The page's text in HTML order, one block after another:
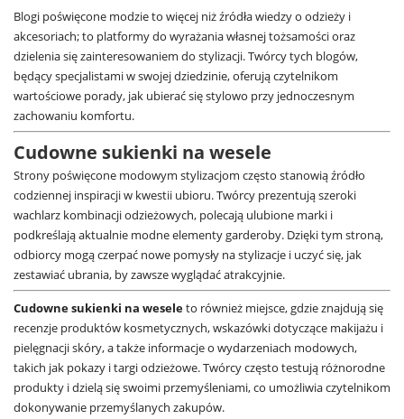
Blogi poświęcone modzie to więcej niż źródła wiedzy o odzieży i
akcesoriach; to platformy do wyrażania własnej tożsamości oraz
dzielenia się zainteresowaniem do stylizacji. Twórcy tych blogów,
będący specjalistami w swojej dziedzinie, oferują czytelnikom
wartościowe porady, jak ubierać się stylowo przy jednoczesnym
zachowaniu komfortu.
Cudowne sukienki na wesele
Strony poświęcone modowym stylizacjom często stanowią źródło
codziennej inspiracji w kwestii ubioru. Twórcy prezentują szeroki
wachlarz kombinacji odzieżowych, polecają ulubione marki i
podkreślają aktualnie modne elementy garderoby. Dzięki tym stroną,
odbiorcy mogą czerpać nowe pomysły na stylizacje i uczyć się, jak
zestawiać ubrania, by zawsze wyglądać atrakcyjnie.
Cudowne sukienki na weseleto również miejsce, gdzie znajdują się
recenzje produktów kosmetycznych, wskazówki dotyczące makijażu i
pielęgnacji skóry, a także informacje o wydarzeniach modowych,
takich jak pokazy i targi odzieżowe. Twórcy często testują różnorodne
produkty i dzielą się swoimi przemyśleniami, co umożliwia czytelnikom
dokonywanie przemyślanych zakupów.